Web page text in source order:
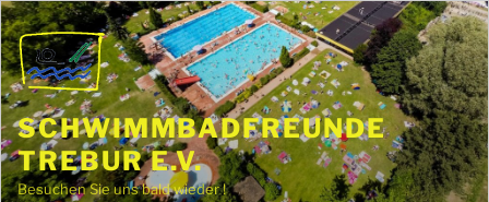
Zum
Inhalt
springen
SCHWIMMBADFREUNDE
TREBUR E.V.
Besuchen Sie uns bald wieder !